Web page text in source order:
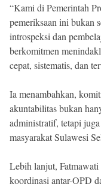
“Kami di Pemerintah
pemeriksaan ini bukan
introspeksi dan
berkomitmen
cepat, sistematis, dan
Ia menambahkan,
akuntabilitas bukan
administratif, tetapi
masyarakat Sulawesi
Lebih lanjut, Fatmawati
koordinasi antar-OPD